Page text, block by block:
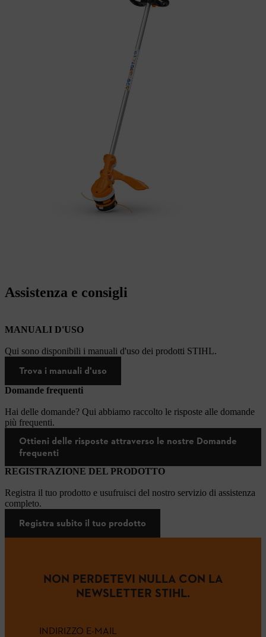
Assistenza e consigli
MANUALI D'USO
Qui sono disponibili i manuali d'uso dei prodotti STIHL.
Trova i manuali d'uso
Domande frequenti
Hai delle domande? Qui abbiamo raccolto le risposte alle domande
più frequenti.
Ottieni delle risposte attraverso le nostre Domande
frequenti
REGISTRAZIONE DEL PRODOTTO
Registra il tuo prodotto e usufruisci del nostro servizio di assistenza
completo.
Registra subito il tuo prodotto
NON PERDETEVI NULLA CON LA
NEWSLETTER STIHL.
INDIRIZZO E-MAIL